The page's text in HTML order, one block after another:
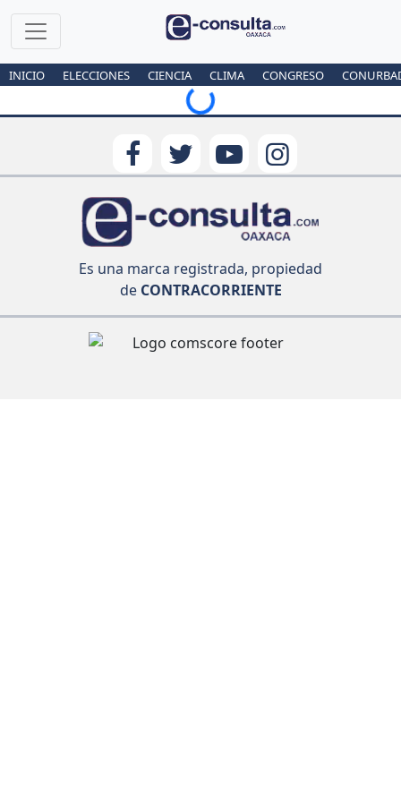
INICIO ELECCIONES CIENCIA CLIMA CONGRESO
Loading...
Es una marca registrada, propiedad
deCONTRACORRIENTE